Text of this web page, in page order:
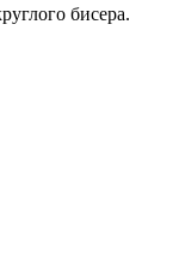
бисера.